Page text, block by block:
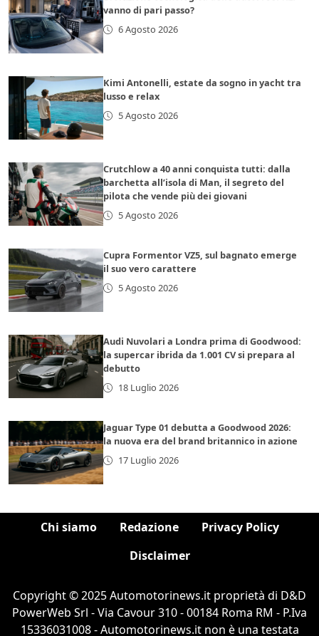
vanno di pari passo?
6 Agosto 2026
Kimi Antonelli, estate da sogno in yacht tra
lusso e relax
5 Agosto 2026
Crutchlow a 40 anni conquista tutti: dalla
barchetta all’isola di Man, il segreto del
pilota che vende più dei giovani
5 Agosto 2026
Cupra Formentor VZ5, sul bagnato emerge
il suo vero carattere
5 Agosto 2026
Audi Nuvolari a Londra prima di Goodwood:
la supercar ibrida da 1.001 CV si prepara al
debutto
18 Luglio 2026
Jaguar Type 01 debutta a Goodwood 2026:
la nuova era del brand britannico in azione
17 Luglio 2026
Chi siamo Redazione
Privacy Policy
Disclaimer
Copyright © 2025 Automotorinews.it proprietà di D&D
PowerWeb Srl - Via Cavour 310 - 00184 Roma RM - P.Iva
15336031008 - Automotorinews.it non è una testata